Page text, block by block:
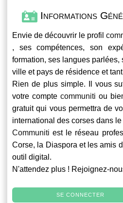
Informations
Envie de découvrir le profil
, ses compétences, son
formation, ses langues parlées,
ville et pays de résidence et
Rien de plus simple. Il vous
votre compte communiti ou
gratuit qui vous permettra de
international des corses dans le
Communiti est le réseau
Corse, la Diaspora et les amis
outil digital.
N'attendez plus ! Rejoignez-
SE CONNECTER